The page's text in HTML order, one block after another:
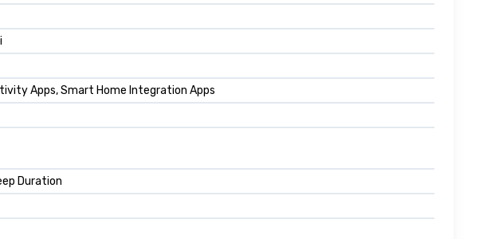
Apps, Smart Home Integration Apps
Duration